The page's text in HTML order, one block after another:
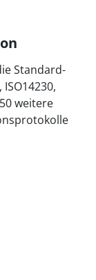
Standard-
weitere